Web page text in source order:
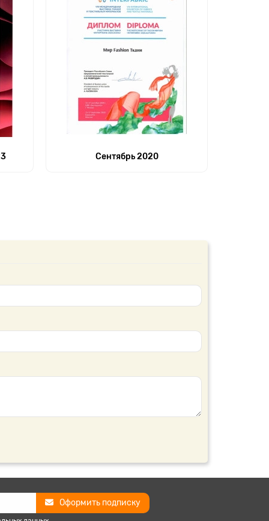
Сентябрь 2020
Оформить подписку